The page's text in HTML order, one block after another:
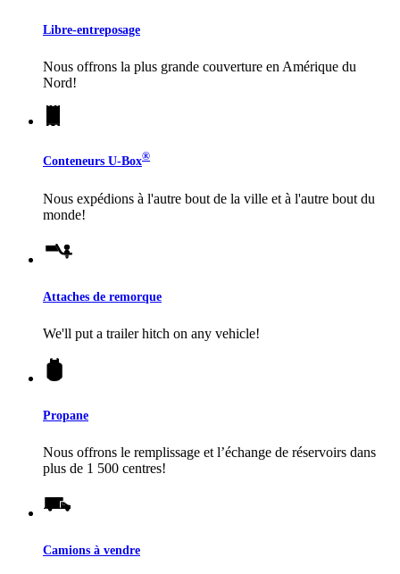
Libre-entreposage
Nous offrons la plus grande couverture en Amérique du
Nord!
Conteneurs U-Box®
Nous expédions à l'autre bout de la ville et à l'autre bout du
monde!
Attaches de remorque
We'll put a trailer hitch on any vehicle!
Propane
Nous offrons le remplissage et l’échange de réservoirs dans
plus de 1 500 centres!
Camions à vendre